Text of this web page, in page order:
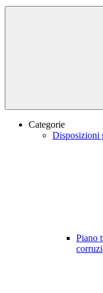
Categorie
Disposizioni
Piano